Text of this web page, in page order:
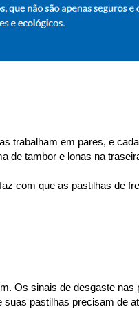
trabalham em pares, e
de tambor e lonas na
com que as pastilhas de
Os sinais de desgaste nas
pastilhas precisam de